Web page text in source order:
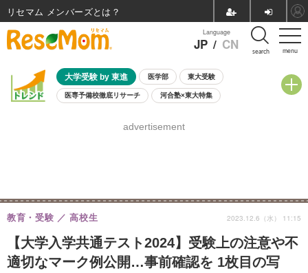
menu
Language
JP / CN search
大学受験 by 東進 医学部 東大受験
医専予備校徹底リサーチ 河合塾×東大特集
8月開催学校説明会・相談会
advertisement
【大学入学共通テスト2024】受験上の注意や不
適切なマーク例公開…事前確認を 1枚目の写
教育・受験 高校生 2023.12.6（水） 11:15
リセマム メンバーズ